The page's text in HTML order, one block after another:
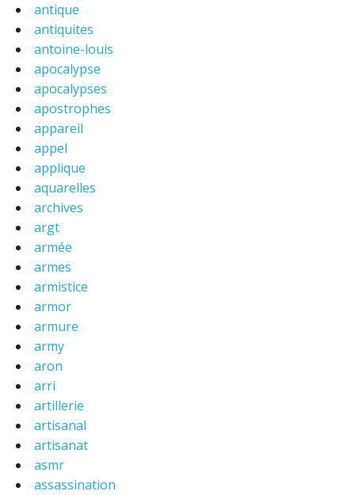
antique
antiquites
antoine-louis
apocalypse
apocalypses
apostrophes
appareil
appel
applique
aquarelles
archives
argt
armée
armes
armistice
armor
armure
army
aron
arri
artillerie
artisanal
artisanat
asmr
assassination